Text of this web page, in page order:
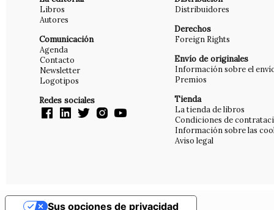
Libros
Autores
Comunicación
Agenda
Contacto
Newsletter
Logotipos
Redes sociales
Distribuidores
Derechos
Foreign Rights
Envío de originales
Información sobre el
Premios
Tienda
La tienda de libros
Condiciones de
Información sobre las
Aviso legal
Sus opciones de privacidad